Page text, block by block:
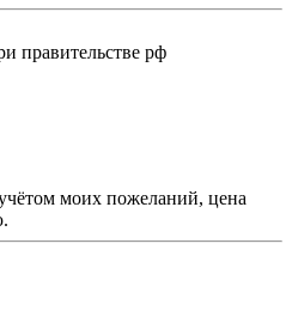
правительстве рф
моих пожеланий, цена